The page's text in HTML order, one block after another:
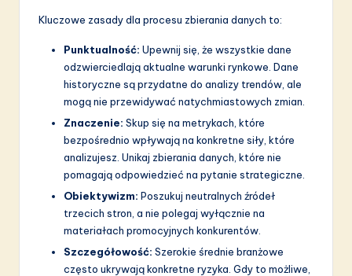
Kluczowe zasady dla procesu zbierania danych to:
Punktualność: Upewnij się, że wszystkie dane
odzwierciedlają aktualne warunki rynkowe. Dane
historyczne są przydatne do analizy trendów, ale
mogą nie przewidywać natychmiastowych zmian.
Znaczenie: Skup się na metrykach, które
bezpośrednio wpływają na konkretne siły, które
analizujesz. Unikaj zbierania danych, które nie
pomagają odpowiedzieć na pytanie strategiczne.
Obiektywizm: Poszukuj neutralnych źródeł
trzecich stron, a nie polegaj wyłącznie na
materiałach promocyjnych konkurentów.
Szczegółowość: Szerokie średnie branżowe
często ukrywają konkretne ryzyka. Gdy to możliwe,